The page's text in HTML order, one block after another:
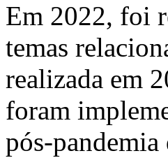
Em 2022, foi
temas
realizada em
foram
pós-